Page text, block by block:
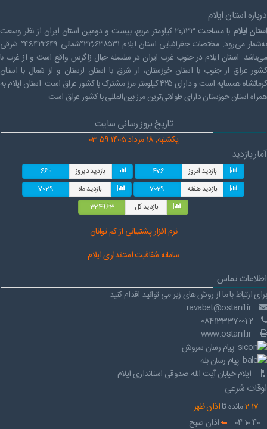
درباره استان ایلام
استان ایلام
با مساحت ۲۰٬۱۳۳ کیلومتر مربع، بیست و دومین استان ایران از نظر وسعت
به‌شمار می‌رود. مختصات جغرافیایی استان ایلام ۳۳٫۶۳۸۵۳۱°شمالی ۴۶٫۴۲۲۶۴۹° شرقی
می‌باشد. استان ایلام در جنوب غرب ایران در سلسله جبال زاگرس واقع است و از غرب با
کشور عراق از جنوب با استان خوزستان، از شرق با استان لرستان و از شمال با استان
کرمانشاه همسایه است و دارای ۴۲۵ کیلومتر مرز مشترک با کشور عراق است. استان ایلام به
همراه استان خوزستان دارای طولانی‌ترین مرز بین‌المللی با کشور عراق است
تاریخ بروز رسانی سایت
یکشنبه, 18 مرداد 1405 03:59
آمار بازدید
بازدید امروز 476 بازدید دیروز
660
بازدید هفته
7029 بازدید ماه
7029
بازدید کل
324963
نرم افزار پشتیبانی از کم توانان
سامانه شفافیت استانداری ایلام
اطلاعات تماس
برای ارتباط با ما از روش های زیر می توانید اقدام کنید :
ravabet@ostanil.ir
www.ostanil.ir
پیام رسان سروش
پیام رسان بله
ایلام خیابان آیت الله صدوقی استانداری ایلام
اوقات شرعی
2:17 مانده تااذان ظهر
04:10:40
اذان صبح